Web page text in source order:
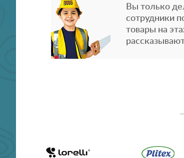
Вы только
сотрудники
товары на